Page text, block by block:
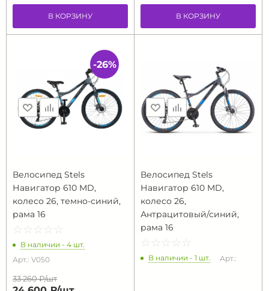
В КОРЗИНУ В КОРЗИНУ
Велосипед Stels
Навигатор 610 MD,
колесо 26, темно-синий,
рама 16
☆ ☆ ☆ ☆ ☆
★ ★ ★ ★ ★
В наличии - 4 шт.
Арт.: V050
33 260 ₽/шт
-26%
Велосипед Stels
Навигатор 610 MD,
колесо 26,
Антрацитовый/синий,
рама 16
☆ ☆ ☆ ☆ ☆
★ ★ ★ ★ ★
В наличии - 1 шт. Арт.: